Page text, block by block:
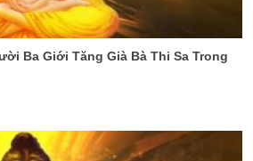
Ba Giới Tăng Già Bà Thi Sa Trong